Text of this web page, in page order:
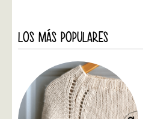
LOS MÁS POPULARES